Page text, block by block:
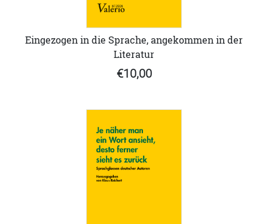
Eingezogen in die Sprache, angekommen in der
Literatur
€10,00